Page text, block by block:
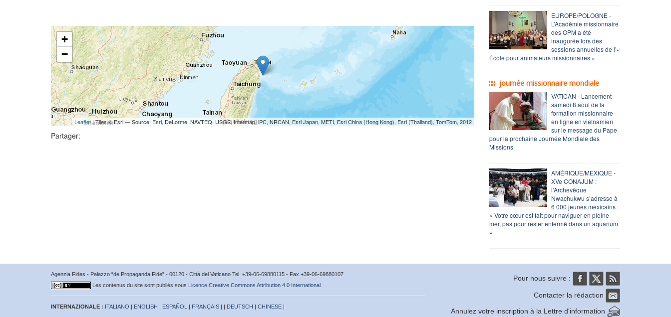
+
−
Leaflet| Tiles © Esri — Source: Esri, DeLorme, NAVTEQ, USGS, Intermap, iPC, NRCAN, Esri Japan, METI, Esri China (Hong Kong), Esri (Thailand), TomTom, 2012
Partager:
EUROPE/POLOGNE -
L’Académie missionnaire
des OPM a été
inaugurée lors des
sessions annuelles de l’«
École pour animateurs missionnaires »
journée missionnaire mondiale
VATICAN - Lancement
samedi 8 août de la
formation missionnaire
en ligne en vietnamien
sur le message du Pape
pour la prochaine Journée Mondiale des
Missions
AMÉRIQUE/MEXIQUE -
XVe CONAJUM :
l’Archevêque
Nwachukwu s’adresse à
6 000 jeunes mexicains :
« Votre cœur est fait pour naviguer en pleine
mer, pas pour rester enfermé dans un aquarium
»
Agenzia Fides - Palazzo “de Propaganda Fide” - 00120 - Città del Vaticano Tel. +39-06-69880115 - Fax +39-06-69880107
Les contenus du site sont publiés sous Licence Creative Commons Attribution 4.0 International
INTERNAZIONALE : ITALIANO | ENGLISH | ESPAÑOL | FRANÇAIS | | DEUTSCH | CHINESE |
Pour nous suivre :
Contacter la rédaction
Annulez votre inscription à la Lettre d'information